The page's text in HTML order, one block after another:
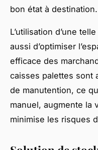
bon état à destination.
L’utilisation d’une
aussi d’optimiser
efficace des
caisses palettes sont
de manutention, ce
manuel, augmente la
minimise les risques